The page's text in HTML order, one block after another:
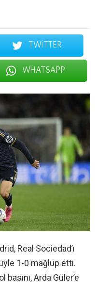
TWITTER
WHATSAPP
Real Sociedad’ı
1-0 mağlup etti.
basını, Arda Güler’e